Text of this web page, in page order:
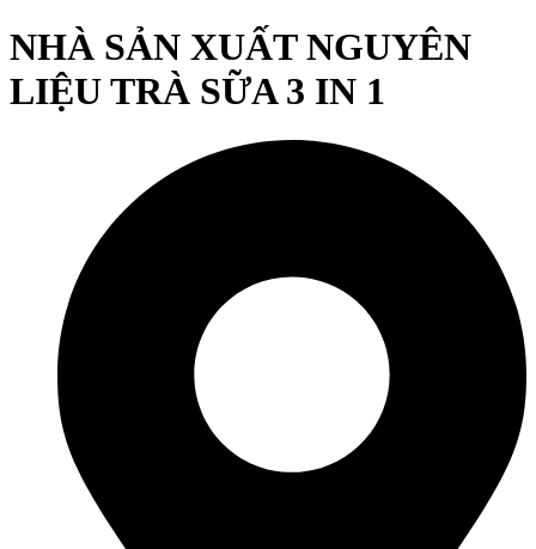
NHÀ SẢN XUẤT NGUYÊN
LIỆU TRÀ SỮA 3 IN 1